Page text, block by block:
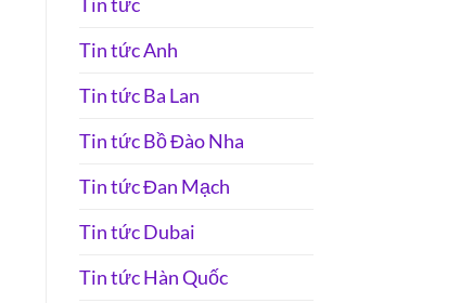
Tin tức Anh
Tin tức Ba Lan
Tin tức Bồ Đào Nha
Tin tức Đan Mạch
Tin tức Dubai
Tin tức Hàn Quốc